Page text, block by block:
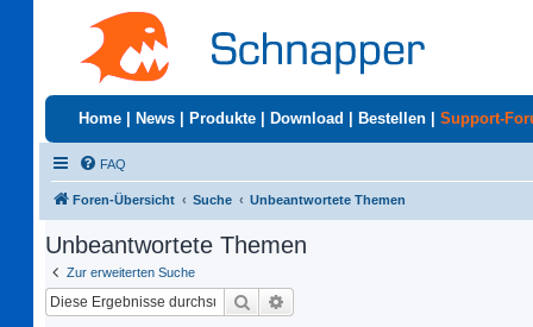
Home News Produkte Download Bestellen Support-
FAQ
Foren-Übersicht Suche Unbeantwortete Themen
Unbeantwortete Themen
Zur erweiterten Suche
Suche